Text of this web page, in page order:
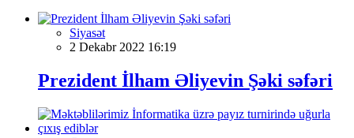
Siyasət
2 Dekabr 2022 16:19
Prezident İlham Əliyevin Şəki səfəri